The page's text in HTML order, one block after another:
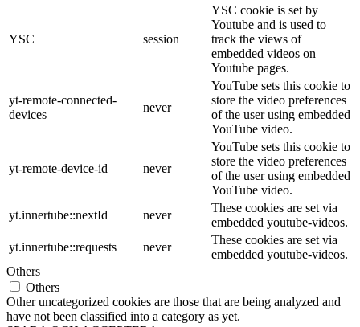
YSC session
YSC cookie is set by
Youtube and is used to
track the views of
embedded videos on
Youtube pages.
yt-remote-connected-
devices
never
YouTube sets this cookie to
store the video preferences
of the user using embedded
YouTube video.
yt-remote-device-id never
YouTube sets this cookie to
store the video preferences
of the user using embedded
YouTube video.
yt.innertube::nextId
never
These cookies are set via
embedded youtube-videos.
yt.innertube::requests
never
These cookies are set via
embedded youtube-videos.
Others
Others
Other uncategorized cookies are those that are being analyzed and
have not been classified into a category as yet.